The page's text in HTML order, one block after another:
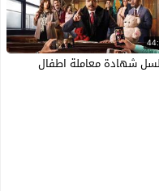
شهادة معاملة اطفال